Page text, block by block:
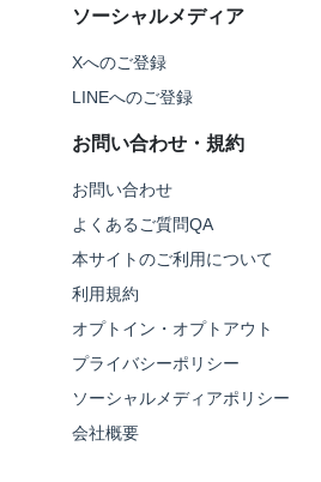
ソーシャルメディア
Xへのご登録
LINEへのご登録
お問い合わせ・規約
お問い合わせ
よくあるご質問QA
本サイトのご利用について
利用規約
オプトイン・オプトアウト
プライバシーポリシー
ソーシャルメディアポリシー
会社概要